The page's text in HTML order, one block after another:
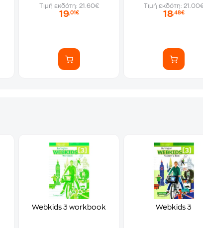
Τιμή εκδότη: 21.60€
19,01€
Τιμή εκδότη:
18,48€
Webkids 3 workbook Webkids 3